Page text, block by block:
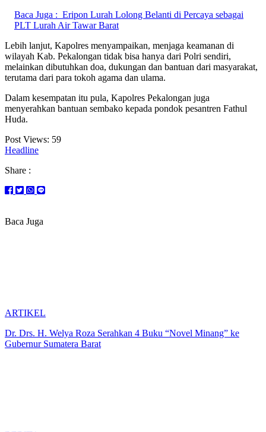
Baca Juga : Eripon Lurah Lolong Belanti di Percaya sebagai
PLT Lurah Air Tawar Barat
Lebih lanjut, Kapolres menyampaikan, menjaga keamanan di
wilayah Kab. Pekalongan tidak bisa hanya dari Polri sendiri,
melainkan dibutuhkan doa, dukungan dan bantuan dari masyarakat,
terutama dari para tokoh agama dan ulama.
Dalam kesempatan itu pula, Kapolres Pekalongan juga
menyerahkan bantuan sembako kepada pondok pesantren Fathul
Huda.
Post Views: 59
Headline
Share :
Baca Juga
ARTIKEL
Dr. Drs. H. Welya Roza Serahkan 4 Buku “Novel Minang” ke
Gubernur Sumatera Barat